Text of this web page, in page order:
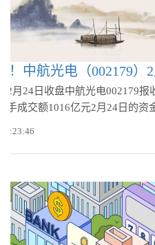
！中航光电（002179）
2月24日收盘中航光电002179报
手成交额1016亿元2月24日的资